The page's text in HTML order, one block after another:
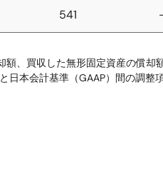
541
、買収した無形固定資産の償却
日本会計基準（GAAP）間の調整